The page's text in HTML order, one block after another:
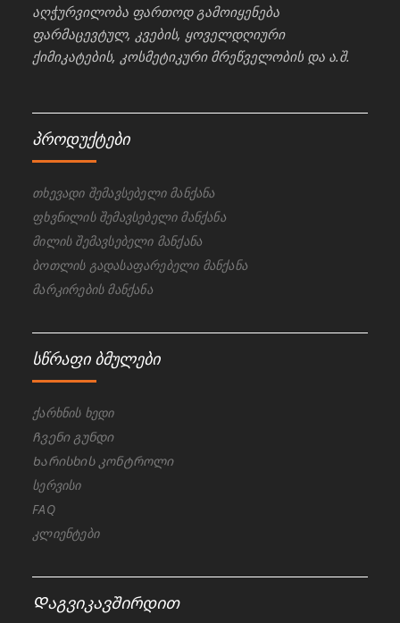
აღჭურვილობა ფართოდ გამოიყენება
ფარმაცევტულ, კვების, ყოველდღიური
ქიმიკატების, კოსმეტიკური მრეწველობის და ა.შ.
პროდუქტები
თხევადი შემავსებელი მანქანა
ფხვნილის შემავსებელი მანქანა
მილის შემავსებელი მანქანა
ბოთლის გადასაფარებელი მანქანა
მარკირების მანქანა
სწრაფი ბმულები
ქარხნის ხედი
Ჩვენი გუნდი
Ხარისხის კონტროლი
სერვისი
FAQ
კლიენტები
Დაგვიკავშირდით